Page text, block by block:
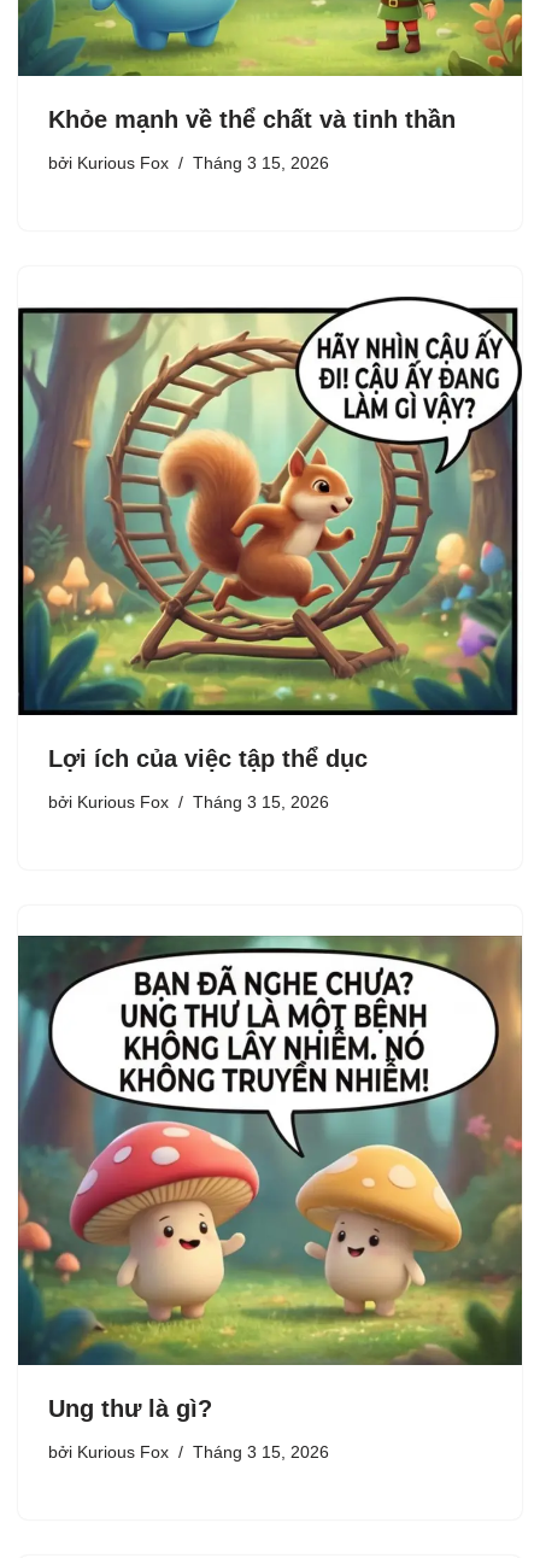
Khỏe mạnh về thể chất và tinh thần
bởi Kurious Fox Tháng 3 15, 2026
Lợi ích của việc tập thể dục
bởi Kurious Fox Tháng 3 15, 2026
Ung thư là gì?
bởi Kurious Fox Tháng 3 15, 2026